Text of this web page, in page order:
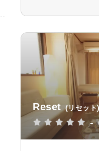
Reset (リセット
-